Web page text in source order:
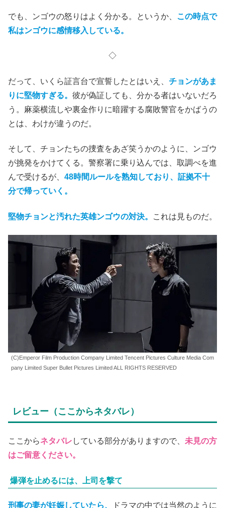
でも、ンゴウの怒りはよく分かる。というか、 この時点で
私はンゴウに感情移入している。
◇
だって、いくら証言台で宣誓したとはいえ、 チョンがあま
りに堅物すぎる。 彼が偽証しても、分かる者はいないだろ
う 。麻薬横流しや裏金作りに暗躍する腐敗警官をかばうの
とは、わけが違うのだ。
そして、チョンたちの捜査をあざ笑うかのように、ンゴウ
が挑発をかけてくる。警察署に乗り込んでは、取調べを進
んで受けるが、 48時間ルールを熟知しており、証拠不十
分で帰っていく。
堅物チョンと汚れた英雄ンゴウの対決。 これは見ものだ。
(C)Emperor Film Production Company Limited Tencent Pictures Culture Media Com
pany Limited Super Bullet Pictures Limited ALL RIGHTS RESERVED
レビュー（ここからネタバレ）
ここからネタバレ している部分がありますので、 未見の方
はご留意ください。
爆弾を止めるには、上司を撃て
刑事の妻が妊娠していたら、 ドラマの中では当然のように